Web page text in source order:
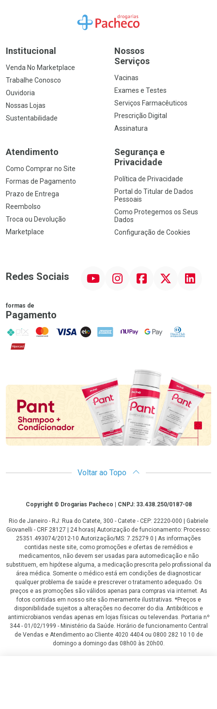
Ir para a Home
Institucional
Venda No Marketplace
Trabalhe Conosco
Ouvidoria
Nossas Lojas
Sustentabilidade
Nossos
Serviços
Vacinas
Exames e Testes
Serviços Farmacêuticos
Prescrição Digital
Assinatura
Atendimento
Como Comprar no Site
Formas de Pagamento
Prazo de Entrega
Reembolso
Troca ou Devolução
Marketplace
Segurança e
Privacidade
Política de Privacidade
Portal do Titular de Dados
Pessoais
Como Protegemos os Seus
Dados
Configuração de Cookies
Redes Sociais InstagramFacebook Linkedin
formas de
Pagamento
PIX MasterCard
VISA ELO AMEX NuPay Google PayDiners Club
Hipercard
Promoção em Destaque
Voltar ao Topo
CopyrightCopyright © Drogarias Pacheco | CNPJ: 33.438.250/0187-08
Rio de Janeiro - RJ: Rua do Catete, 300 - Catete - CEP: 22220-000 | Gabriele
Giovanelli - CRF 28127 | 24 horas| Autorização de funcionamento: Processo:
25351.493074/2012-10 Autorização/MS: 7.25279.0 | As informações
contidas neste site, como promoções e ofertas de remédios e
medicamentos, não devem ser usadas para automedicação e não
substituem, em hipótese alguma, a medicação prescrita pelo profissional da
área médica. Somente o médico está em condições de diagnosticar
qualquer problema de saúde e prescrever o tratamento adequado. Os
preços e as promoções são válidos apenas para compras via internet. As
fotos contidas em nosso site são meramente ilustrativas. *Preços e
disponibilidade sujeitos a alterações no decorrer do dia. Antibióticos e
antimicrobianos vendas apenas em lojas físicas ou televendas. Portaria nº
344 - 01/02/1999 - Ministério da Saúde. Horário de funcionamento Central
de Vendas e Atendimento ao Cliente 4020 4404 ou 0800 282 10 10 de
domingo a domingo das 08h00 às 20h00.